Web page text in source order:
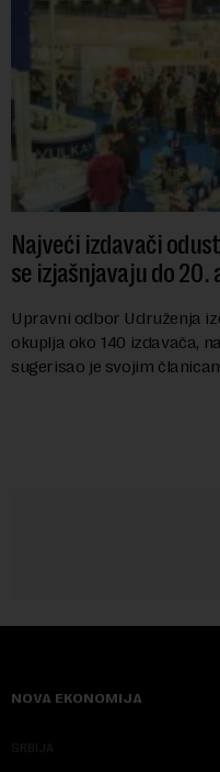
Najveći izdavači
se izjašnjavaju do 20.
Upravni odbor Udruženja
okuplja oko 140 izdavača,
sugerisao je svojim
NOVA EKONOMIJA
SRBIJA